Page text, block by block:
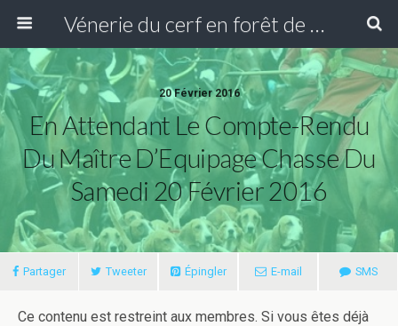
Vénerie du cerf en forêt de Compiègne
20 Février 2016
En Attendant Le Compte-Rendu
Du Maître D’Equipage Chasse Du
Samedi 20 Février 2016
Partager Tweeter Épingler E-mail SMS
Ce contenu est restreint aux membres. Si vous êtes déjà